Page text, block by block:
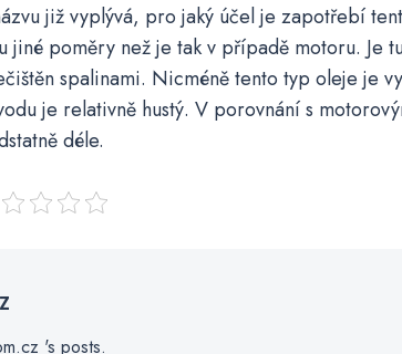
již vyplývá, pro jaký účel je zapotřebí
jiné poměry než je tak v případě motoru. Je
spalinami. Nicméně tento typ oleje je
je relativně hustý. V porovnání s
déle.
's posts.